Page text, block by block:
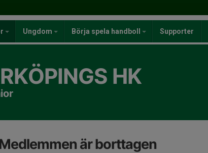
Ungdom Börja spela handboll Supporter
HK
är borttagen